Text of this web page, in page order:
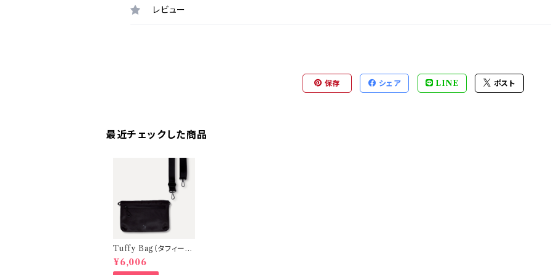
レビュー
保存 シェア LINE ポスト
最近チェックした商品
Tuffy Bag（タフィーバ
ッグ）ミニショルダーバッ
グ【Black（金具：Black
¥6,006